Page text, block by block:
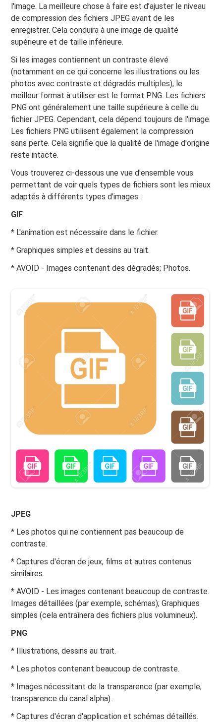
l'image. La meilleure chose à faire est d’ajuster le niveau
de compression des fichiers JPEG avant de les
enregistrer. Cela conduira à une image de qualité
supérieure et de taille inférieure.
Si les images contiennent un contraste élevé
(notamment en ce qui concerne les illustrations ou les
photos avec contraste et dégradés multiples), le
meilleur format à utiliser est le format PNG. Les fichiers
PNG ont généralement une taille supérieure à celle du
fichier JPEG. Cependant, cela dépend toujours de l'image.
Les fichiers PNG utilisent également la compression
sans perte. Cela signifie que la qualité de l'image d'origine
reste intacte.
Vous trouverez ci-dessous une vue d'ensemble vous
permettant de voir quels types de fichiers sont les mieux
adaptés à différents types d'images:
GIF
* L'animation est nécessaire dans le fichier.
* Graphiques simples et dessins au trait.
* AVOID - Images contenant des dégradés; Photos.
JPEG
* Les photos qui ne contiennent pas beaucoup de
contraste.
* Captures d'écran de jeux, films et autres contenus
similaires.
* AVOID - Les images contenant beaucoup de contraste.
Images détaillées (par exemple, schémas); Graphiques
simples (cela entraînera des fichiers plus volumineux).
PNG
* Illustrations, dessins au trait.
* Les photos contenant beaucoup de contraste.
* Images nécessitant de la transparence (par exemple,
transparence du canal alpha).
* Captures d'écran d'application et schémas détaillés.